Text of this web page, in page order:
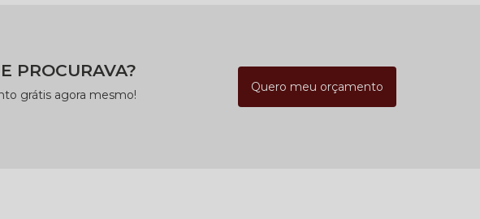
PROCURAVA?
grátis agora mesmo!
Quero meu orçamento